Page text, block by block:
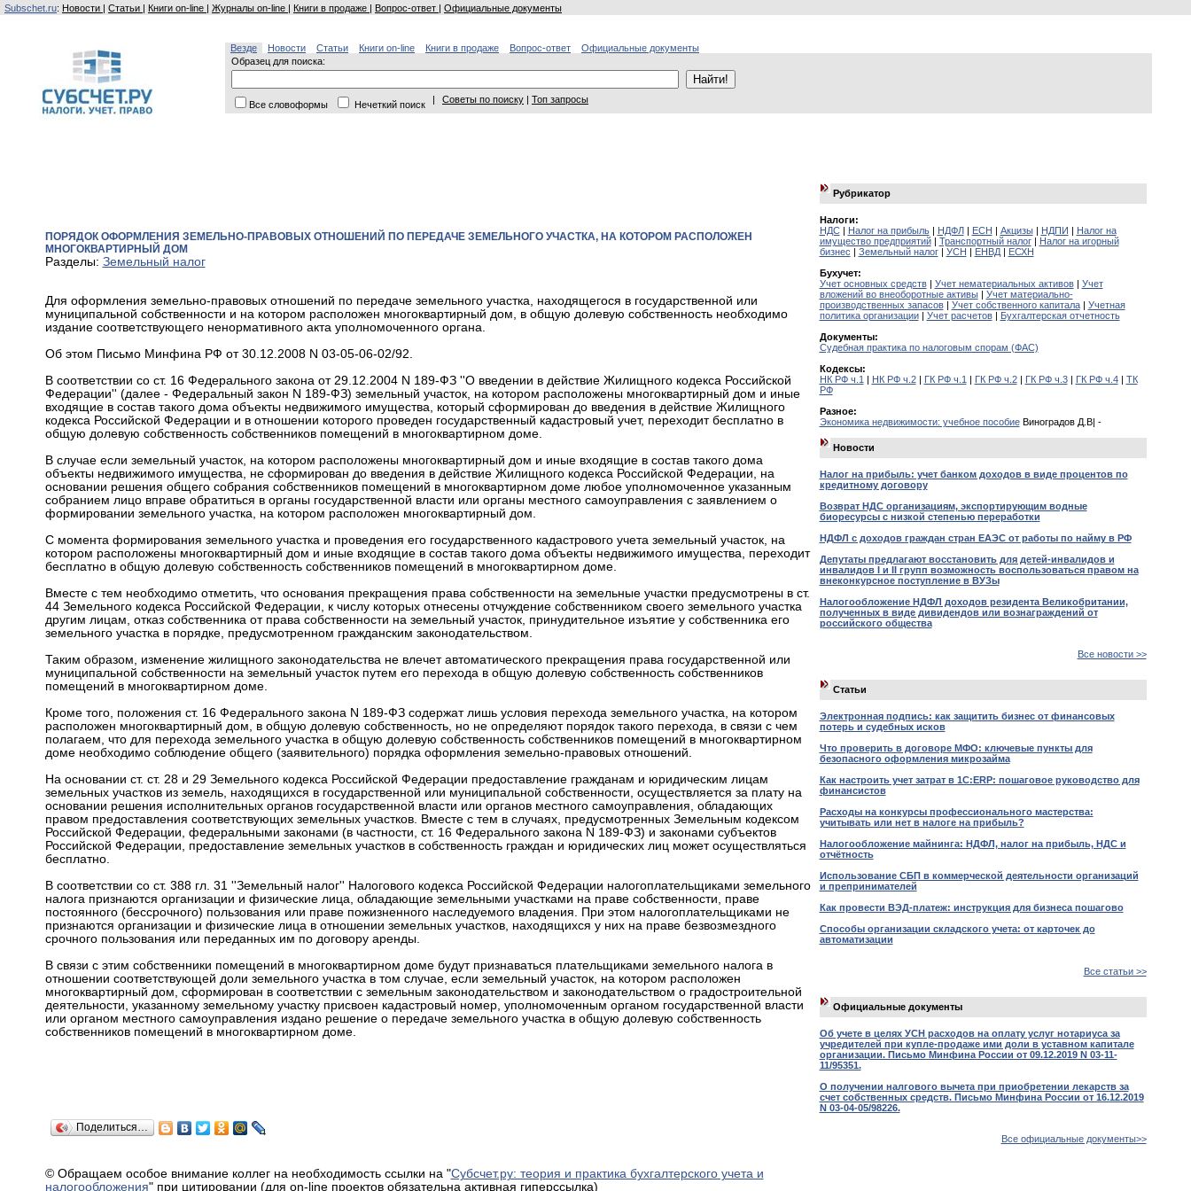
Subschet.ru: Новости | Статьи | Книги on-line | Журналы on-line | Книги в продаже | Вопрос-ответ | Официальные документы
Везде Новости Статьи Книги on-line Книги в продаже Вопрос-ответ
Официальные документы
Образец для поиска:
Все словоформы Нечеткий поиск | Советы по поиску | Топ запросы
ПОРЯДОК ОФОРМЛЕНИЯ ЗЕМЕЛЬНО-ПРАВОВЫХ ОТНОШЕНИЙ ПО ПЕРЕДАЧЕ ЗЕМЕЛЬНОГО УЧАСТКА, НА КОТОРОМ РАСПОЛОЖЕН
МНОГОКВАРТИРНЫЙ ДОМ
Разделы: Земельный налог
Для оформления земельно-правовых отношений по передаче земельного участка, находящегося в государственной или
муниципальной собственности и на котором расположен многоквартирный дом, в общую долевую собственность необходимо
издание соответствующего ненормативного акта уполномоченного органа.
Об этом Письмо Минфина РФ от 30.12.2008 N 03-05-06-02/92.
В соответствии со ст. 16 Федерального закона от 29.12.2004 N 189-ФЗ ''О введении в действие Жилищного кодекса Российской
Федерации'' (далее - Федеральный закон N 189-ФЗ) земельный участок, на котором расположены многоквартирный дом и иные
входящие в состав такого дома объекты недвижимого имущества, который сформирован до введения в действие Жилищного
кодекса Российской Федерации и в отношении которого проведен государственный кадастровый учет, переходит бесплатно в
общую долевую собственность собственников помещений в многоквартирном доме.
В случае если земельный участок, на котором расположены многоквартирный дом и иные входящие в состав такого дома
объекты недвижимого имущества, не сформирован до введения в действие Жилищного кодекса Российской Федерации, на
основании решения общего собрания собственников помещений в многоквартирном доме любое уполномоченное указанным
собранием лицо вправе обратиться в органы государственной власти или органы местного самоуправления с заявлением о
формировании земельного участка, на котором расположен многоквартирный дом.
С момента формирования земельного участка и проведения его государственного кадастрового учета земельный участок, на
котором расположены многоквартирный дом и иные входящие в состав такого дома объекты недвижимого имущества, переходит
бесплатно в общую долевую собственность собственников помещений в многоквартирном доме.
Вместе с тем необходимо отметить, что основания прекращения права собственности на земельные участки предусмотрены в ст.
44 Земельного кодекса Российской Федерации, к числу которых отнесены отчуждение собственником своего земельного участка
другим лицам, отказ собственника от права собственности на земельный участок, принудительное изъятие у собственника его
земельного участка в порядке, предусмотренном гражданским законодательством.
Таким образом, изменение жилищного законодательства не влечет автоматического прекращения права государственной или
муниципальной собственности на земельный участок путем его перехода в общую долевую собственность собственников
помещений в многоквартирном доме.
Кроме того, положения ст. 16 Федерального закона N 189-ФЗ содержат лишь условия перехода земельного участка, на котором
расположен многоквартирный дом, в общую долевую собственность, но не определяют порядок такого перехода, в связи с чем
полагаем, что для перехода земельного участка в общую долевую собственность собственников помещений в многоквартирном
доме необходимо соблюдение общего (заявительного) порядка оформления земельно-правовых отношений.
На основании ст. ст. 28 и 29 Земельного кодекса Российской Федерации предоставление гражданам и юридическим лицам
земельных участков из земель, находящихся в государственной или муниципальной собственности, осуществляется за плату на
основании решения исполнительных органов государственной власти или органов местного самоуправления, обладающих
правом предоставления соответствующих земельных участков. Вместе с тем в случаях, предусмотренных Земельным кодексом
Российской Федерации, федеральными законами (в частности, ст. 16 Федерального закона N 189-ФЗ) и законами субъектов
Российской Федерации, предоставление земельных участков в собственность граждан и юридических лиц может осуществляться
бесплатно.
В соответствии со ст. 388 гл. 31 ''Земельный налог'' Налогового кодекса Российской Федерации налогоплательщиками земельного
налога признаются организации и физические лица, обладающие земельными участками на праве собственности, праве
постоянного (бессрочного) пользования или праве пожизненного наследуемого владения. При этом налогоплательщиками не
признаются организации и физические лица в отношении земельных участков, находящихся у них на праве безвозмездного
срочного пользования или переданных им по договору аренды.
В связи с этим собственники помещений в многоквартирном доме будут признаваться плательщиками земельного налога в
отношении соответствующей доли земельного участка в том случае, если земельный участок, на котором расположен
многоквартирный дом, сформирован в соответствии с земельным законодательством и законодательством о градостроительной
деятельности, указанному земельному участку присвоен кадастровый номер, уполномоченным органом государственной власти
или органом местного самоуправления издано решение о передаче земельного участка в общую долевую собственность
собственников помещений в многоквартирном доме.
Поделиться…
© Обращаем особое внимание коллег на необходимость ссылки на "Субсчет.ру: теория и практика бухгалтерского учета и
налогообложения" при цитировании (для on-line проектов обязательна активная гиперссылка)
Рубрикатор
Налоги:
НДС| Налог на прибыль| НДФЛ| ЕСН | Акцизы| НДПИ | Налог на
имущество предприятий| Транспортный налог| Налог на игорный
бизнес | Земельный налог| УСН | ЕНВД| ЕСХН
Бухучет:
Учет основных средств| Учет нематериальных активов| Учет
вложений во внеоборотные активы| Учет материально-
производственных запасов| Учет собственного капитала| Учетная
политика организации| Учет расчетов| Бухгалтерская отчетность
Документы:
Судебная практика по налоговым спорам (ФАС)
Кодексы:
НК РФ ч.1 | НК РФ ч.2| ГК РФ ч.1 | ГК РФ ч.2| ГК РФ ч.3| ГК РФ ч.4| ТК
РФ
Разное:
Экономика недвижимости: учебное пособиеВиноградов Д.В| -
Новости
Налог на прибыль: учет банком доходов в виде процентов по
кредитному договору
Возврат НДС организациям, экспортирующим водные
биоресурсы с низкой степенью переработки
НДФЛ с доходов граждан стран ЕАЭС от работы по найму в РФ
Депутаты предлагают восстановить для детей-инвалидов и
инвалидов I и II групп возможность воспользоваться правом на
внеконкурсное поступление в ВУЗы
Налогообложение НДФЛ доходов резидента Великобритании,
полученных в виде дивидендов или вознаграждений от
российского общества
Все новости >>
Статьи
Электронная подпись: как защитить бизнес от финансовых
потерь и судебных исков
Что проверить в договоре МФО: ключевые пункты для
безопасного оформления микрозайма
Как настроить учет затрат в 1С:ERP: пошаговое руководство для
финансистов
Расходы на конкурсы профессионального мастерства:
учитывать или нет в налоге на прибыль?
Налогообложение майнинга: НДФЛ, налог на прибыль, НДС и
отчётность
Использование СБП в коммерческой деятельности организаций
и препринимателей
Как провести ВЭД-платеж: инструкция для бизнеса пошагово
Способы организации складского учета: от карточек до
автоматизации
Все статьи >>
Официальные документы
Об учете в целях УСН расходов на оплату услуг нотариуса за
учредителей при купле-продаже ими доли в уставном капитале
организации. Письмо Минфина России от 09.12.2019 N 03-11-
11/95351.
О получении налгового вычета при приобретении лекарств за
счет собственных средств. Письмо Минфина России от 16.12.2019
N 03-04-05/98226.
Все официальные документы>>